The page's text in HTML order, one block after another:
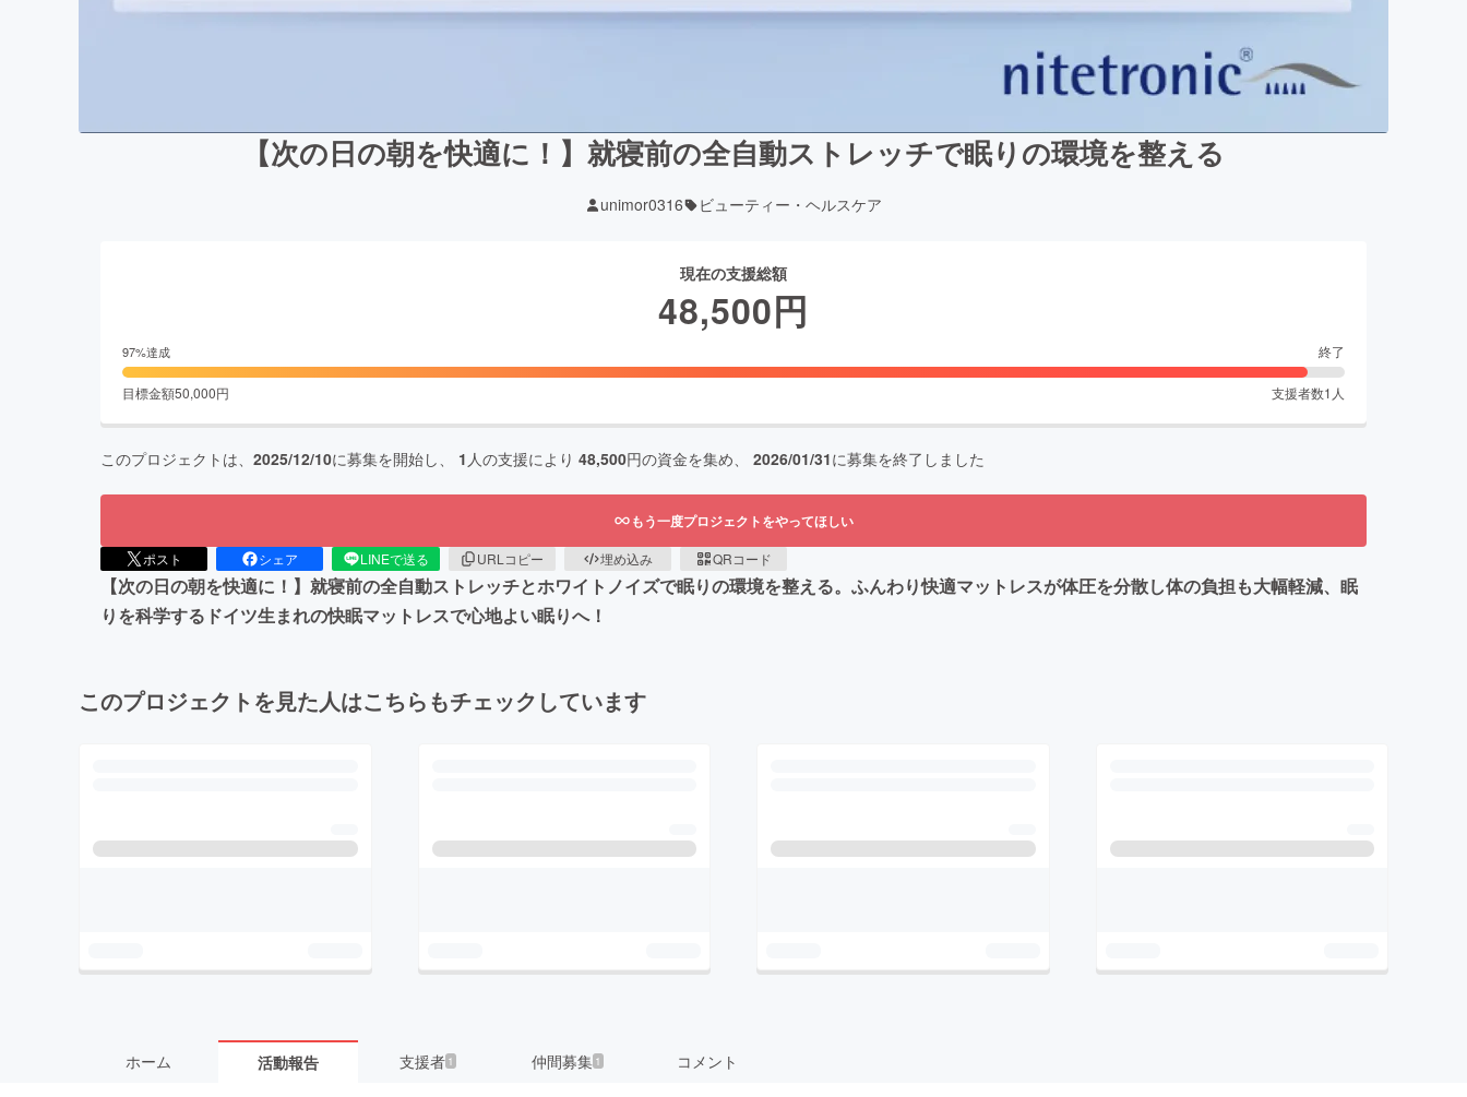
【次の日の朝を快適に！】就寝前の全自動ストレッチで眠りの環境を整える
unimor0316 ビューティー・ヘルスケア
現在の支援総額
48,500円
97%達成 終了
目標金額50,000円 支援者数1 人
このプロジェクトは、 2025/12/10に募集を開始し、 1 人の支援により 48,500円の資金を集め、 2026/01/31に募集を終了しました
もう一度プロジェクトをやってほしい
ポスト シェア LINEで送る URLコピー 埋め込み QRコード
【次の日の朝を快適に！】就寝前の全自動ストレッチとホワイトノイズで眠りの環境を整える。ふんわり快適マットレスが体圧を分散し体の負担も大幅軽減、眠
りを科学するドイツ生まれの快眠マットレスで心地よい眠りへ！
このプロジェクトを見た人はこちらもチェックしています
ホーム 活動報告 支援者 1 仲間募集 1 コメント